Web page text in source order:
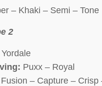
– Khaki – Semi – Tone
2
Puxx – Royal
– Capture – Crisp